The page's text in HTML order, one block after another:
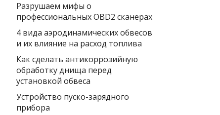
Разрушаем мифы о
профессиональных OBD2 сканерах
4 вида аэродинамических обвесов
и их влияние на расход топлива
Как сделать антикоррозийную
обработку днища перед
установкой обвеса
Устройство пуско-зарядного
прибора